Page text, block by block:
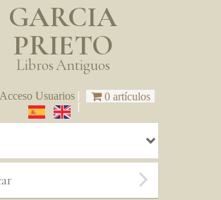
GARCIA
PRIETO
Libros Antiguos
0 artículos
Acceso Usuarios |
|